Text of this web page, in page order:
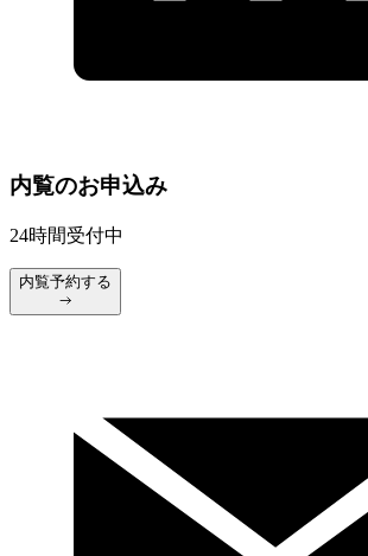
内覧のお申込み
24時間受付中
内覧予約する